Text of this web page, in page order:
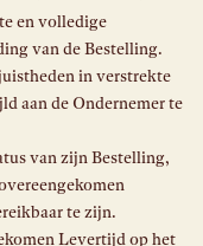
en volledige
van de Bestelling.
in verstrekte
aan de Ondernemer te
van zijn Bestelling,
te zijn.
Levertijd op het